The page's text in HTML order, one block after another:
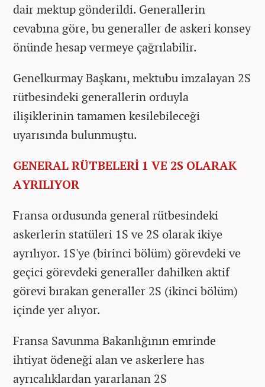
dair mektup gönderildi. Generallerin
cevabına göre, bu generaller de askeri konsey
önünde hesap vermeye çağrılabilir.
Genelkurmay Başkanı, mektubu imzalayan 2S
rütbesindeki generallerin orduyla
ilişiklerinin tamamen kesilebileceği
uyarısında bulunmuştu.
GENERAL RÜTBELERİ 1 VE 2S OLARAK
AYRILIYOR
Fransa ordusunda general rütbesindeki
askerlerin statüleri 1S ve 2S olarak ikiye
ayrılıyor. 1S'ye (birinci bölüm) görevdeki ve
geçici görevdeki generaller dahilken aktif
görevi bırakan generaller 2S (ikinci bölüm)
içinde yer alıyor.
Fransa Savunma Bakanlığının emrinde
ihtiyat ödeneği alan ve askerlere has
ayrıcalıklardan yararlanan 2S